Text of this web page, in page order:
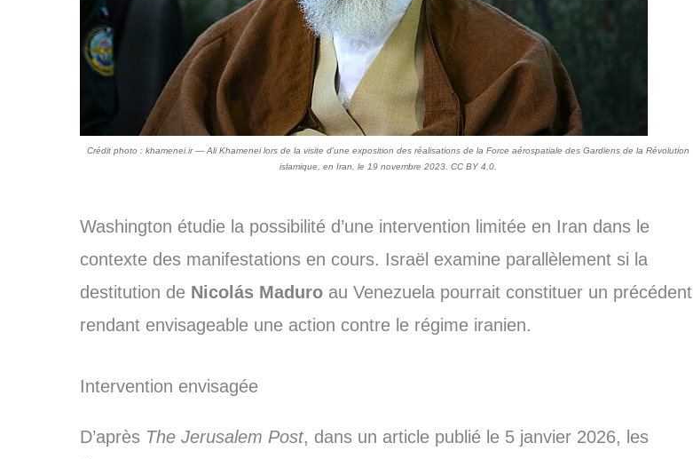
Crédit photo : khamenei.ir — Ali Khamenei lors de la visite d’une exposition des réalisations de la Force aérospatiale des Gardiens de la Révolution
islamique, en Iran, le 19 novembre 2023. CC BY 4.0.
Washington étudie la possibilité d’une intervention limitée en Iran dans le
contexte des manifestations en cours. Israël examine parallèlement si la
destitution de Nicolás Maduro au Venezuela pourrait constituer un précédent
rendant envisageable une action contre le régime iranien.
Intervention envisagée
D’après The Jerusalem Post, dans un article publié le 5 janvier 2026, les